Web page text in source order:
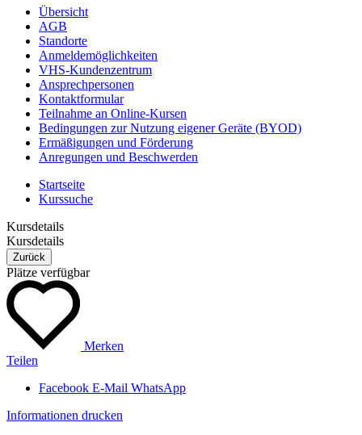
Übersicht
AGB
Standorte
Anmeldemöglichkeiten
VHS-Kundenzentrum
Ansprechpersonen
Kontaktformular
Teilnahme an Online-Kursen
Bedingungen zur Nutzung eigener Geräte (BYOD)
Ermäßigungen und Förderung
Anregungen und Beschwerden
Startseite
Kurssuche
Kursdetails
Kursdetails
Zurück
Plätze verfügbar
Merken
Teilen
Facebook E-Mail WhatsApp
Informationen drucken